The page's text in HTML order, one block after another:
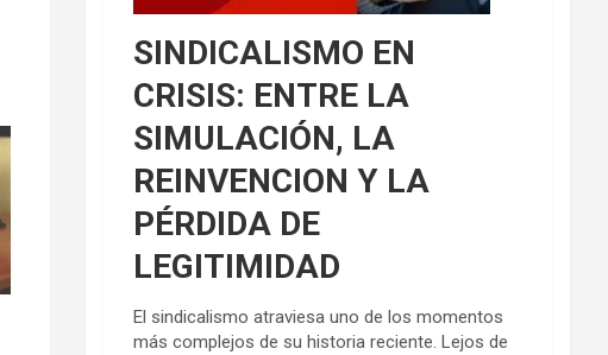
SINDICALISMO EN
CRISIS: ENTRE LA
SIMULACIÓN, LA
REINVENCION Y LA
PÉRDIDA DE
LEGITIMIDAD
El sindicalismo atraviesa uno de los momentos
más complejos de su historia reciente. Lejos de